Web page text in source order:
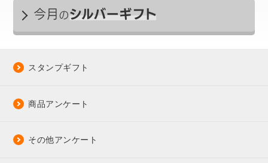
スタンプギフト
商品アンケート
その他アンケート